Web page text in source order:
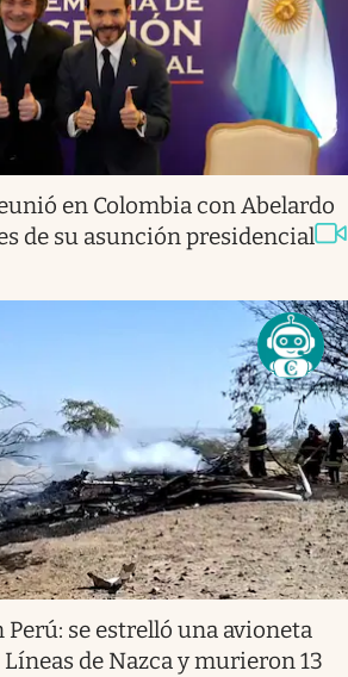
en Colombia con Abelardo
de su asunción presidencial
Perú: se estrelló una avioneta
de Nazca y murieron 13